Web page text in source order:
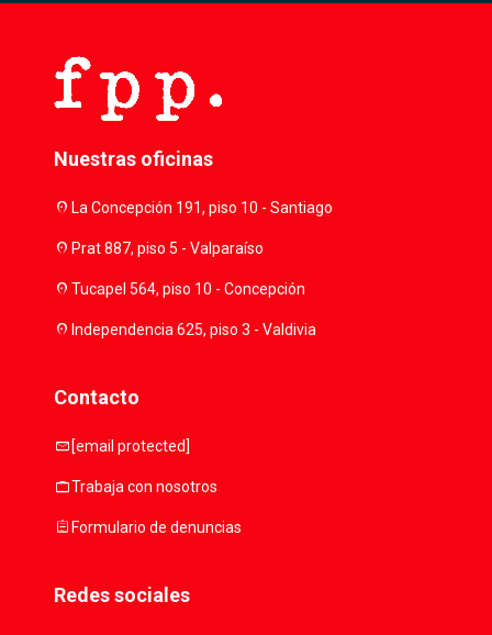
Nuestras oficinas
location_onLa Concepción 191, piso 10 - Santiago
location_onPrat 887, piso 5 - Valparaíso
location_onTucapel 564, piso 10 - Concepción
location_onIndependencia 625, piso 3 - Valdivia
Contacto
mail [email protected]
workTrabaja con nosotros
assignmentFormulario de denuncias
Redes sociales